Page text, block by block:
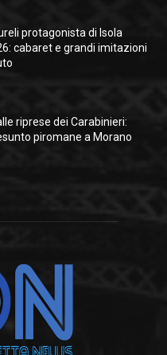
protagonista di Isola
cabaret e grandi imitazioni
riprese dei Carabinieri:
piromane a Morano